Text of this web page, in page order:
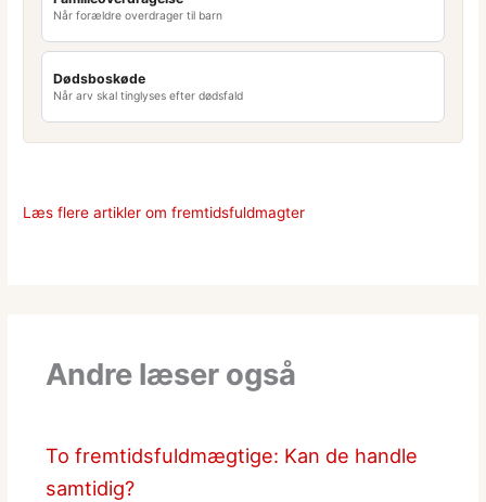
Når forældre overdrager til barn
Dødsboskøde
Når arv skal tinglyses efter dødsfald
Læs flere artikler om fremtidsfuldmagter
Andre læser også
To fremtidsfuldmægtige: Kan de handle
samtidig?